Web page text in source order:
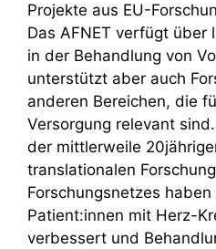
Projekte aus EU-
Das AFNET verfügt über
in der Behandlung von
unterstützt aber auch
anderen Bereichen, die
Versorgung relevant
der mittlerweile
translationalen
Forschungsnetzes
Patient:innen mit Herz-
verbessert und